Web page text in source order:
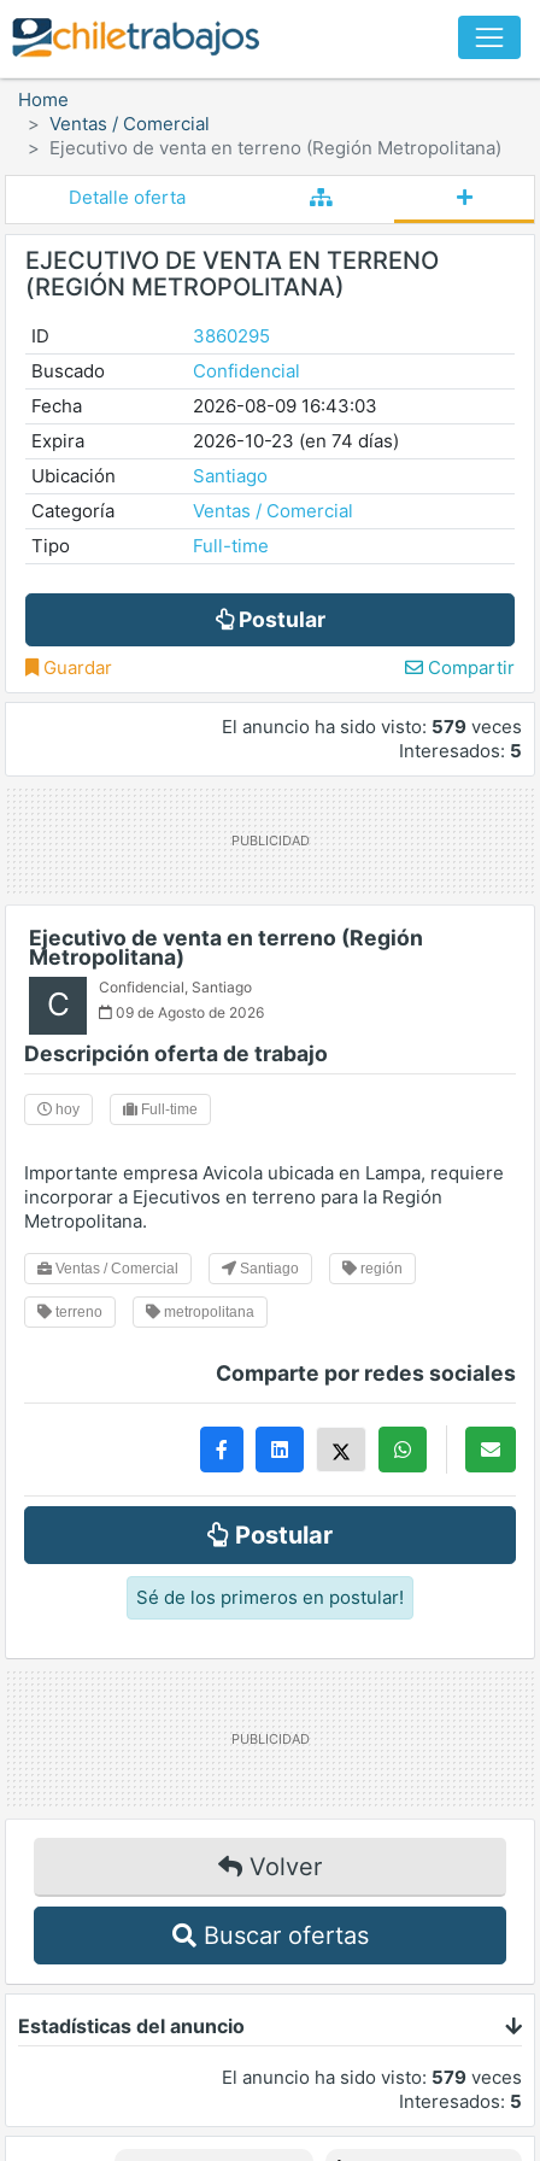
Home
Ventas / Comercial
Ejecutivo de venta en terreno (Región Metropolitana)
Detalle oferta
EJECUTIVO DE VENTA EN TERRENO
(REGIÓN METROPOLITANA)
ID
3860295
Buscado
Confidencial
Fecha
2026-08-09 16:43:03
Expira
2026-10-23 (en 74 días)
Ubicación
Santiago
Categoría
Ventas / Comercial
Tipo
Full-time
Postular
Guardar Compartir
El anuncio ha sido visto: 579 veces
Interesados: 5
Ejecutivo de venta en terreno (Región
Metropolitana)
C Confidencial, Santiago
09 de Agosto de 2026
Descripción oferta de trabajo
hoy Full-time
Importante empresa Avicola ubicada en Lampa, requiere
incorporar a Ejecutivos en terreno para la Región
Metropolitana.
Ventas / Comercial Santiago región
terreno metropolitana
Comparte por redes sociales
Postular
Sé de los primeros en postular!
Volver
Buscar ofertas
Estadísticas del anuncio
El anuncio ha sido visto: 579 veces
Interesados: 5